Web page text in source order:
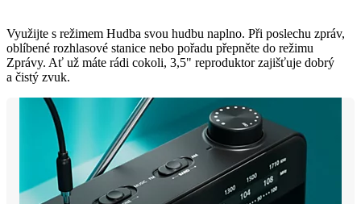
Využijte s režimem Hudba svou hudbu naplno. Při poslechu zpráv,
oblíbené rozhlasové stanice nebo pořadu přepněte do režimu
Zprávy. Ať už máte rádi cokoli, 3,5" reproduktor zajišťuje dobrý
a čistý zvuk.